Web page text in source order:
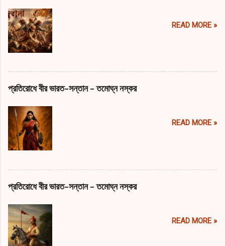
READ MORE »
প্রতিরোধে বীর ভারত-সন্তান - তমোঘ্ন নস্কর
READ MORE »
প্রতিরোধে বীর ভারত-সন্তান - তমোঘ্ন নস্কর
READ MORE »